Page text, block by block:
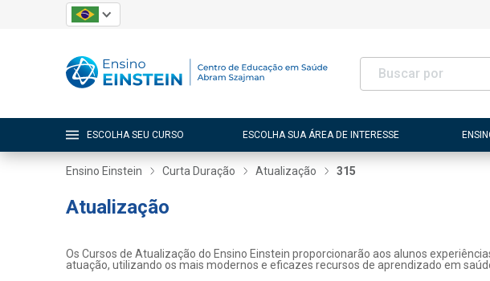
ESCOLHA SEU CURSO ESCOLHA SUA ÁREA DE INTERESSE
Ensino Einstein Curta Duração Atualização 315
Atualização
Os Cursos de Atualização do Ensino Einstein proporcionarão aos alunos
atuação, utilizando os mais modernos e eficazes recursos de aprendizado em